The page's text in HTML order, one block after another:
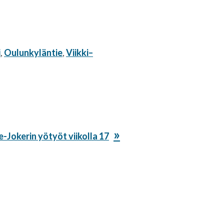
, Oulunkyläntie,Viikki–
Jokerin yötyöt viikolla 17